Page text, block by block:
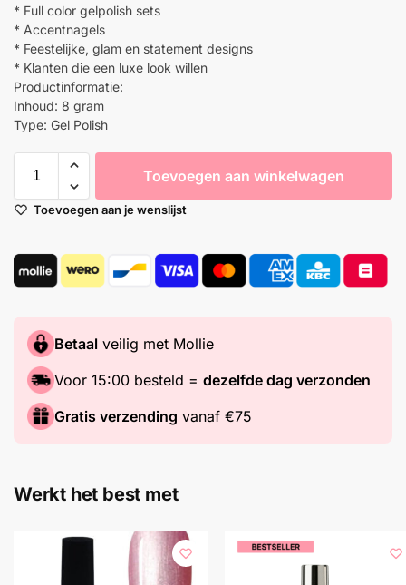
* Full color gelpolish sets
* Accentnagels
* Feestelijke, glam en statement designs
* Klanten die een luxe look willen
Productinformatie:
Inhoud: 8 gram
Type: Gel Polish
Toevoegen aan winkelwagen
Toevoegen aan je wenslijst
Betaal veilig met Mollie
Voor 15:00 besteld = dezelfde dag verzonden
Gratis verzending vanaf €75
Werkt het best met